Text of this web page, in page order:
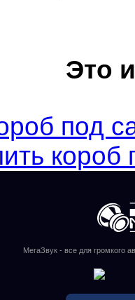
Это
под
МегаЗвук - все для громкого